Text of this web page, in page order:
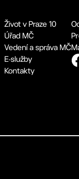
Život v Praze 10
Úřad MČ
Vedení a správa MČ
E-služby
Kontakty